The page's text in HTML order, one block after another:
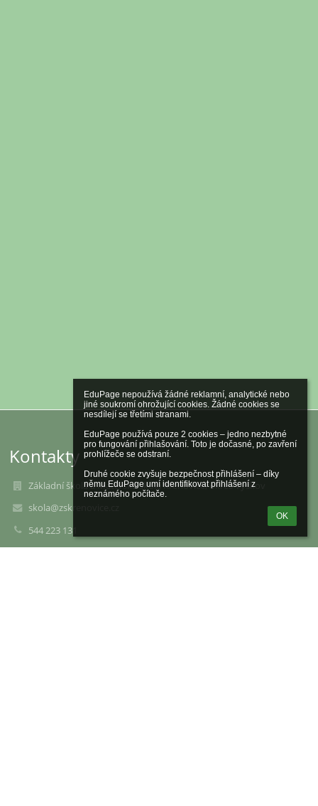
EduPage nepoužívá žádné reklamní, analytické nebo
jiné soukromí ohrožující cookies. Žádné cookies se
nesdílejí se třetími stranami.
EduPage používá pouze 2 cookies – jedno nezbytné
pro fungování přihlašování. Toto je dočasné, po zavření
prohlížeče se odstraní.
Druhé cookie zvyšuje bezpečnost přihlášení – díky
němu EduPage umí identifikovat přihlášení z
neznámého počítače.
OK
Kontakty
Základní škola a Mateřská škola Křenovice, okres Vyškov
skola@zskrenovice.cz
544 223 131